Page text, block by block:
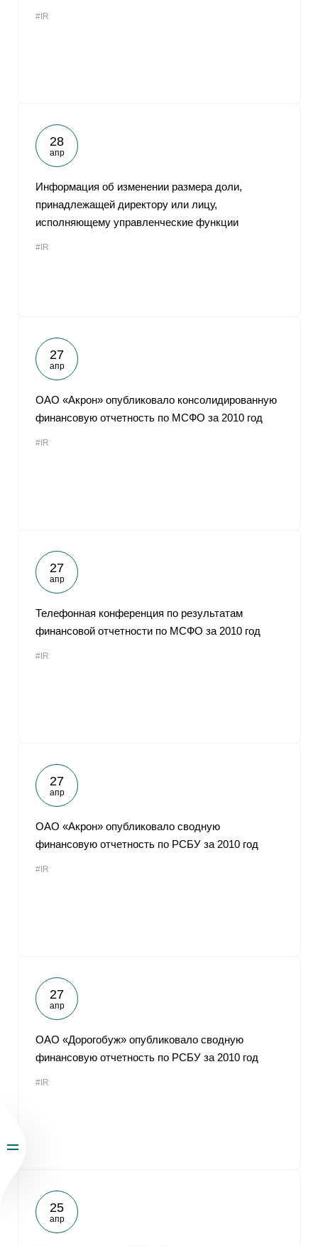
#IR
28
апр
Информация об изменении размера доли,
принадлежащей директору или лицу,
исполняющему управленческие функции
#IR
27
апр
ОАО «Акрон» опубликовало консолидированную
финансовую отчетность по МСФО за 2010 год
#IR
27
апр
Телефонная конференция по результатам
финансовой отчетности по МСФО за 2010 год
#IR
27
апр
ОАО «Акрон» опубликовало сводную
финансовую отчетность по РСБУ за 2010 год
#IR
27
апр
ОАО «Дорогобуж» опубликовало сводную
финансовую отчетность по РСБУ за 2010 год
#IR
25
апр